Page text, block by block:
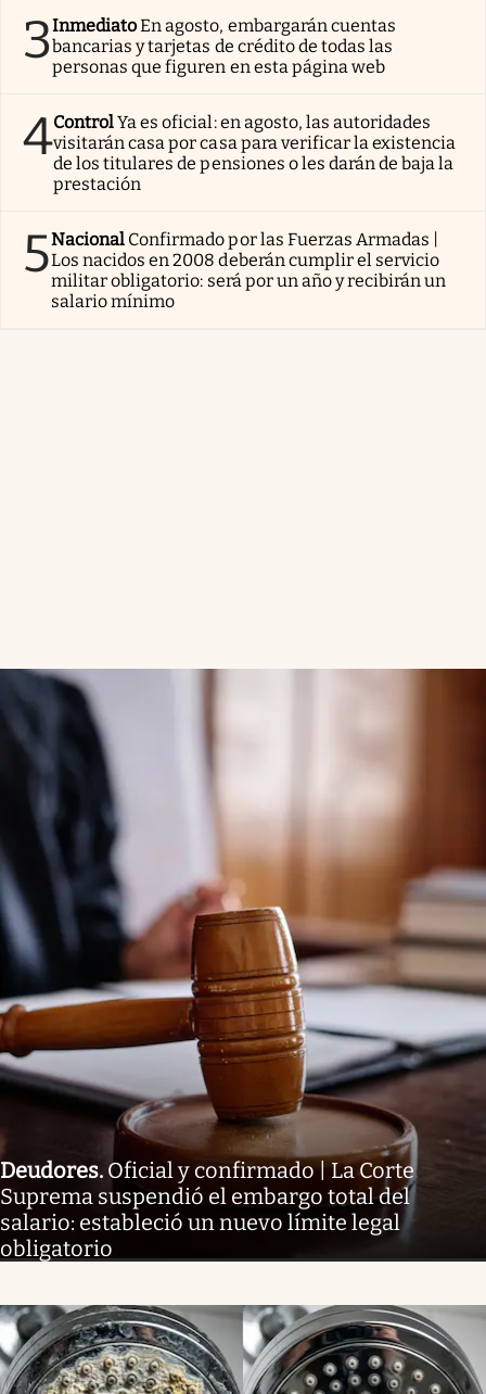
3InmediatoEn agosto, embargarán cuentas
bancarias y tarjetas de crédito de todas las
personas que figuren en esta página web
4ControlYa es oficial: en agosto, las autoridades
visitarán casa por casa para verificar la existencia
de los titulares de pensiones o les darán de baja la
prestación
5Nacional Confirmado por las Fuerzas Armadas |
Los nacidos en 2008 deberán cumplir el servicio
militar obligatorio: será por un año y recibirán un
salario mínimo
Deudores. Oficial y confirmado | La Corte
Suprema suspendió el embargo total del
salario: estableció un nuevo límite legal
obligatorio